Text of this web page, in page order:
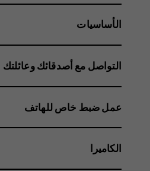
الأساسيات
التواصل مع أصدقائك وعائلتك
عمل ضبط خاص للهاتف
الكاميرا